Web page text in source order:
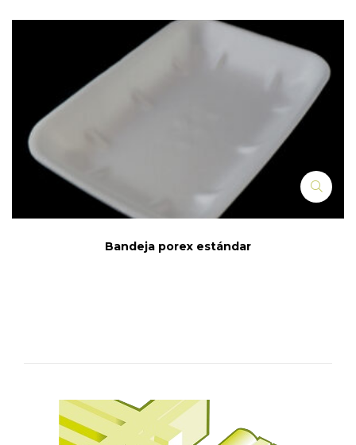
Bandeja porex estándar